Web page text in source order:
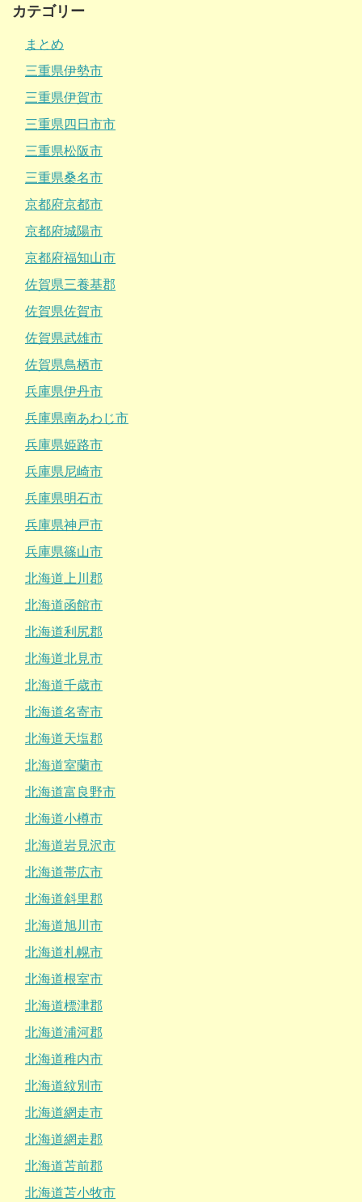
カテゴリー
まとめ
三重県伊勢市
三重県伊賀市
三重県四日市市
三重県松阪市
三重県桑名市
京都府京都市
京都府城陽市
京都府福知山市
佐賀県三養基郡
佐賀県佐賀市
佐賀県武雄市
佐賀県鳥栖市
兵庫県伊丹市
兵庫県南あわじ市
兵庫県姫路市
兵庫県尼崎市
兵庫県明石市
兵庫県神戸市
兵庫県篠山市
北海道上川郡
北海道函館市
北海道利尻郡
北海道北見市
北海道千歳市
北海道名寄市
北海道天塩郡
北海道室蘭市
北海道富良野市
北海道小樽市
北海道岩見沢市
北海道帯広市
北海道斜里郡
北海道旭川市
北海道札幌市
北海道根室市
北海道標津郡
北海道浦河郡
北海道稚内市
北海道紋別市
北海道網走市
北海道網走郡
北海道苫前郡
北海道苫小牧市